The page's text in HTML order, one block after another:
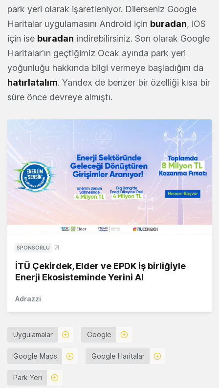
park yeri olarak işaretleniyor. Dilerseniz Google
Haritalar uygulamasını Android için buradan, iOS
için ise buradan indirebilirsiniz. Son olarak Google
Haritalar'ın geçtiğimiz Ocak ayında park yeri
yoğunluğu hakkında bilgi vermeye başladığını da
hatırlatalım. Yandex de benzer bir özelliği kısa bir
süre önce devreye almıştı.
SPONSORLU
İTÜ Çekirdek, Elder ve EPDK iş birliğiyle
Enerji Ekosisteminde Yerini Al
Adrazzi
Uygulamalar Google
Google Maps Google Haritalar
Park Yeri